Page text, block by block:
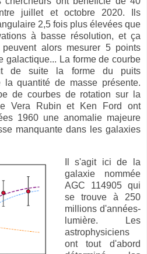
juillet et octobre 2020. Ils
2,5 fois plus élevées que
à basse résolution, et ça
alors mesurer 5 points
galactique... La forme de courbe
de suite la forme du puits
quantité de masse présente.
de courbes de rotation sur la
Vera Rubin et Ken Ford ont
1960 une anomalie majeure
manquante dans les galaxies
Il s'agit ici de la
galaxie nommée
AGC 114905 qui
se trouve à 250
millions d'années-
lumière. Les
astrophysiciens
ont tout d'abord